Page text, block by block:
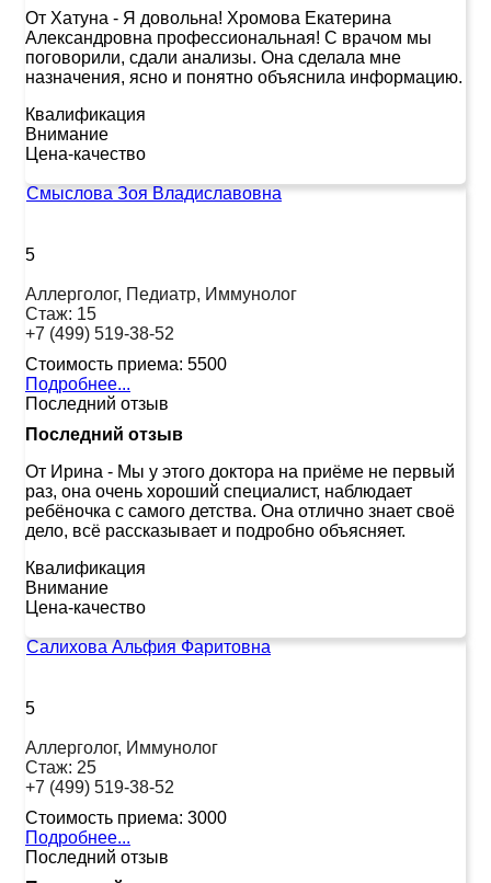
От Хатуна - Я довольна! Хромова Екатерина
Александровна профессиональная! С врачом мы
поговорили, сдали анализы. Она сделала мне
назначения, ясно и понятно объяснила информацию.
Квалификация
Внимание
Цена-качество
Смыслова Зоя Владиславовна
5
Аллерголог, Педиатр, Иммунолог
Стаж: 15
+7 (499) 519-38-52
Стоимость приема: 5500
Подробнее...
Последний отзыв
Последний отзыв
От Ирина - Мы у этого доктора на приёме не первый
раз, она очень хороший специалист, наблюдает
ребёночка с самого детства. Она отлично знает своё
дело, всё рассказывает и подробно объясняет.
Квалификация
Внимание
Цена-качество
Салихова Альфия Фаритовна
5
Аллерголог, Иммунолог
Стаж: 25
+7 (499) 519-38-52
Стоимость приема: 3000
Подробнее...
Последний отзыв